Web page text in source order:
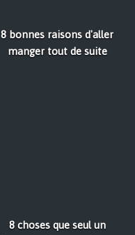
8 bonnes raisons d'aller
manger tout de suite
8 choses que seul un